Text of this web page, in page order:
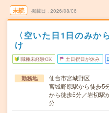
未読 掲載日 2026/08/06
〈空いた日1日のみか
け
職種未経験OK 土日祝日が休み
勤務地
仙台市宮城野区
宮城野原駅から徒歩5
から徒歩5分／岩切駅
分